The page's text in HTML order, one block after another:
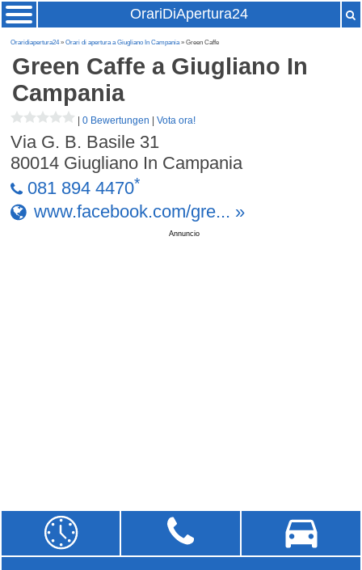
OrariDiApertura24
Oraridiapertura24»Orari di apertura a Giugliano In Campania» Green Caffe
Green Caffe a Giugliano In
Campania
|0 Bewertungen |Vota ora!
Via G. B. Basile 31
80014 Giugliano In Campania
081 894 4470*
www.facebook.com/gre... »
Annuncio